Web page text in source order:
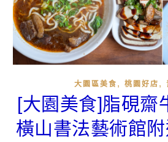
大園區美食 , 桃園好店 ,
[大園美食]脂硯齋
橫山書法藝術館